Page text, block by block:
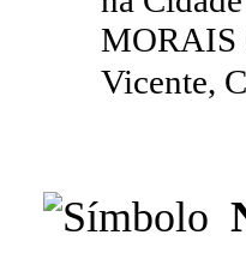
MORAIS
Vicente,